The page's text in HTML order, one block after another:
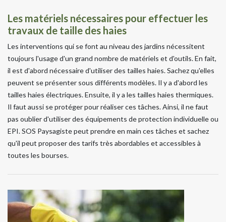
Les matériels nécessaires pour effectuer les
travaux de taille des haies
Les interventions qui se font au niveau des jardins nécessitent
toujours l'usage d'un grand nombre de matériels et d'outils. En fait,
il est d'abord nécessaire d'utiliser des tailles haies. Sachez qu'elles
peuvent se présenter sous différents modèles. Il y a d'abord les
tailles haies électriques. Ensuite, il y a les tailles haies thermiques.
Il faut aussi se protéger pour réaliser ces tâches. Ainsi, il ne faut
pas oublier d'utiliser des équipements de protection individuelle ou
EPI. SOS Paysagiste peut prendre en main ces tâches et sachez
qu'il peut proposer des tarifs très abordables et accessibles à
toutes les bourses.